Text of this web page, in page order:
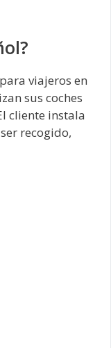
viajeros en
sus coches
cliente instala
recogido,